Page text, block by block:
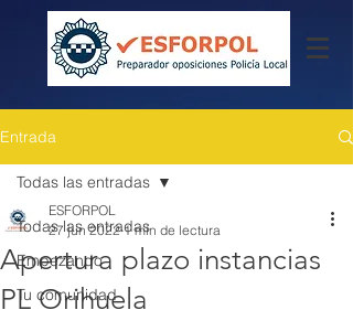
Entrada
Todas las entradas
Empezando
Tu comunidad
Todas las entradas
Apertura plazo instancias
PL Orihuela
ESFORPOL
27 jun 2022 1 min de lectura